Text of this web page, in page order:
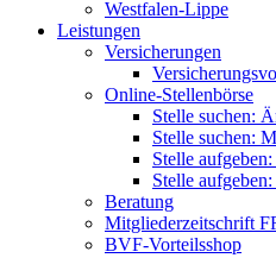
Westfalen-Lippe
Leistungen
Versicherungen
Online-Stellenbörse
Stelle suchen:
Stelle suchen:
Stelle
Stelle
Beratung
Mitgliederzeitschrift
BVF-Vorteilsshop